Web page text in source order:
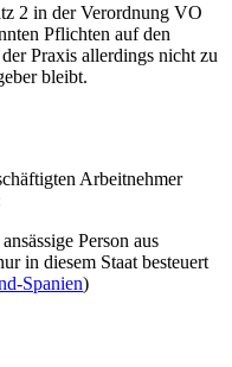
2 in der Verordnung VO
Pflichten auf den
Praxis allerdings nicht zu
bleibt.
Arbeitnehmer
Person aus
in diesem Staat besteuert
Spanien)